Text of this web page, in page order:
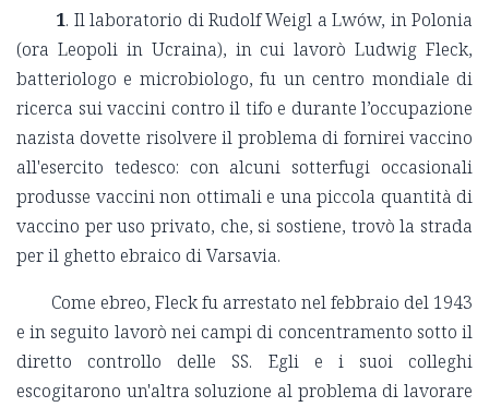
1. Il laboratorio di Rudolf Weigl a Lwów, in Polonia
(ora Leopoli in Ucraina), in cui lavorò Ludwig Fleck,
batteriologo e microbiologo, fu un centro mondiale di
ricerca sui vaccini contro il tifo e durante l’occupazione
nazista dovette risolvere il problema di fornirei vaccino
all'esercito tedesco: con alcuni sotterfugi occasionali
produsse vaccini non ottimali e una piccola quantità di
vaccino per uso privato, che, si sostiene, trovò la strada
per il ghetto ebraico di Varsavia.
Come ebreo, Fleck fu arrestato nel febbraio del 1943
e in seguito lavorò nei campi di concentramento sotto il
diretto controllo delle SS. Egli e i suoi colleghi
escogitarono un'altra soluzione al problema di lavorare